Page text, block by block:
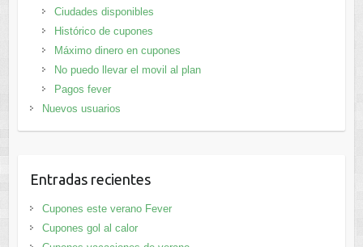
Ciudades disponibles
Histórico de cupones
Máximo dinero en cupones
No puedo llevar el movil al plan
Pagos fever
Nuevos usuarios
Entradas recientes
Cupones este verano Fever
Cupones gol al calor